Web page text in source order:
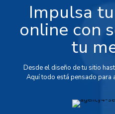
Impulsa
online con
tu
Desde el diseño de tu sitio
Aquí todo está pensado para